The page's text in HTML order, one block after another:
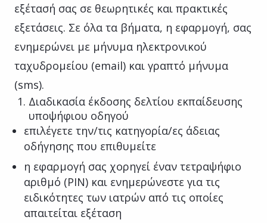
εξέτασή σας σε θεωρητικές και πρακτικές
εξετάσεις. Σε όλα τα βήματα, η εφαρμογή, σας
ενημερώνει με μήνυμα ηλεκτρονικού
ταχυδρομείου (email) και γραπτό μήνυμα
(sms).
Διαδικασία έκδοσης δελτίου εκπαίδευσης
υποψήφιου οδηγού
επιλέγετε την/τις κατηγορία/ες άδειας
οδήγησης που επιθυμείτε
η εφαρμογή σας χορηγεί έναν τετραψήφιο
αριθμό (PIN) και ενημερώνεστε για τις
ειδικότητες των ιατρών από τις οποίες
απαιτείται εξέταση